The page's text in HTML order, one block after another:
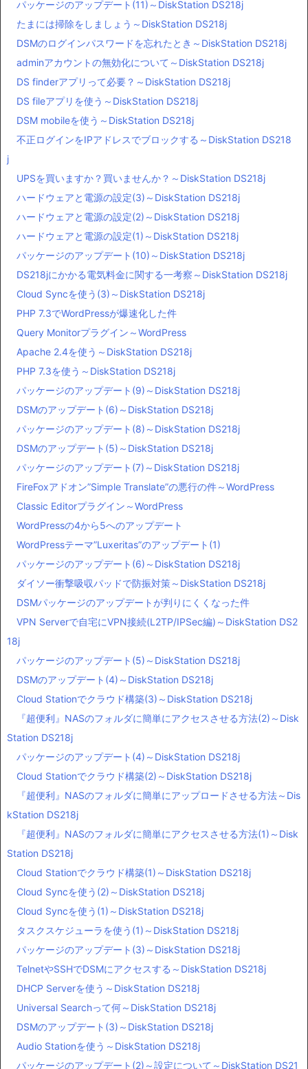
パッケージのアップデート(11)～DiskStation DS218j
たまには掃除をしましょう～DiskStation DS218j
DSMのログインパスワードを忘れたとき～DiskStation DS218j
adminアカウントの無効化について～DiskStation DS218j
DS finderアプリって必要？～DiskStation DS218j
DS fileアプリを使う～DiskStation DS218j
DSM mobileを使う～DiskStation DS218j
不正ログインをIPアドレスでブロックする～DiskStation DS218
j
UPSを買いますか？買いませんか？～DiskStation DS218j
ハードウェアと電源の設定(3)～DiskStation DS218j
ハードウェアと電源の設定(2)～DiskStation DS218j
ハードウェアと電源の設定(1)～DiskStation DS218j
パッケージのアップデート(10)～DiskStation DS218j
DS218jにかかる電気料金に関する一考察～DiskStation DS218j
Cloud Syncを使う(3)～DiskStation DS218j
PHP 7.3でWordPressが爆速化した件
Query Monitorプラグイン～WordPress
Apache 2.4を使う～DiskStation DS218j
PHP 7.3を使う～DiskStation DS218j
パッケージのアップデート(9)～DiskStation DS218j
DSMのアップデート(6)～DiskStation DS218j
パッケージのアップデート(8)～DiskStation DS218j
DSMのアップデート(5)～DiskStation DS218j
パッケージのアップデート(7)～DiskStation DS218j
FireFoxアドオン”Simple Translate”の悪行の件～WordPress
Classic Editorプラグイン～WordPress
WordPressの4から5へのアップデート
WordPressテーマ”Luxeritas”のアップデート(1)
パッケージのアップデート(6)～DiskStation DS218j
ダイソー衝撃吸収パッドで防振対策～DiskStation DS218j
DSMパッケージのアップデートが判りにくくなった件
VPN Serverで自宅にVPN接続(L2TP/IPSec編)～DiskStation DS2
18j
パッケージのアップデート(5)～DiskStation DS218j
DSMのアップデート(4)～DiskStation DS218j
Cloud Stationでクラウド構築(3)～DiskStation DS218j
『超便利』NASのフォルダに簡単にアクセスさせる方法(2)～Disk
Station DS218j
パッケージのアップデート(4)～DiskStation DS218j
Cloud Stationでクラウド構築(2)～DiskStation DS218j
『超便利』NASのフォルダに簡単にアップロードさせる方法～Dis
kStation DS218j
『超便利』NASのフォルダに簡単にアクセスさせる方法(1)～Disk
Station DS218j
Cloud Stationでクラウド構築(1)～DiskStation DS218j
Cloud Syncを使う(2)～DiskStation DS218j
Cloud Syncを使う(1)～DiskStation DS218j
タスクスケジューラを使う(1)～DiskStation DS218j
パッケージのアップデート(3)～DiskStation DS218j
TelnetやSSHでDSMにアクセスする～DiskStation DS218j
DHCP Serverを使う～DiskStation DS218j
Universal Searchって何～DiskStation DS218j
DSMのアップデート(3)～DiskStation DS218j
Audio Stationを使う～DiskStation DS218j
パッケージのアップデート(2)～設定について～DiskStation DS21